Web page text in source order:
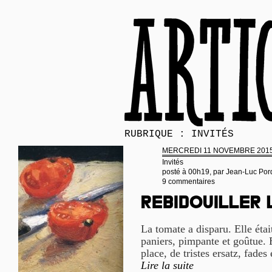
RUBRIQUE : INVITÉS
MERCREDI 11 NOVEMBRE
Invités
posté à 00h19, par Jean-Luc
9 commentaires
Rebidouiller
La tomate a disparu. Elle
paniers, pimpante et
place, de tristes ersatz,
Lire la suite